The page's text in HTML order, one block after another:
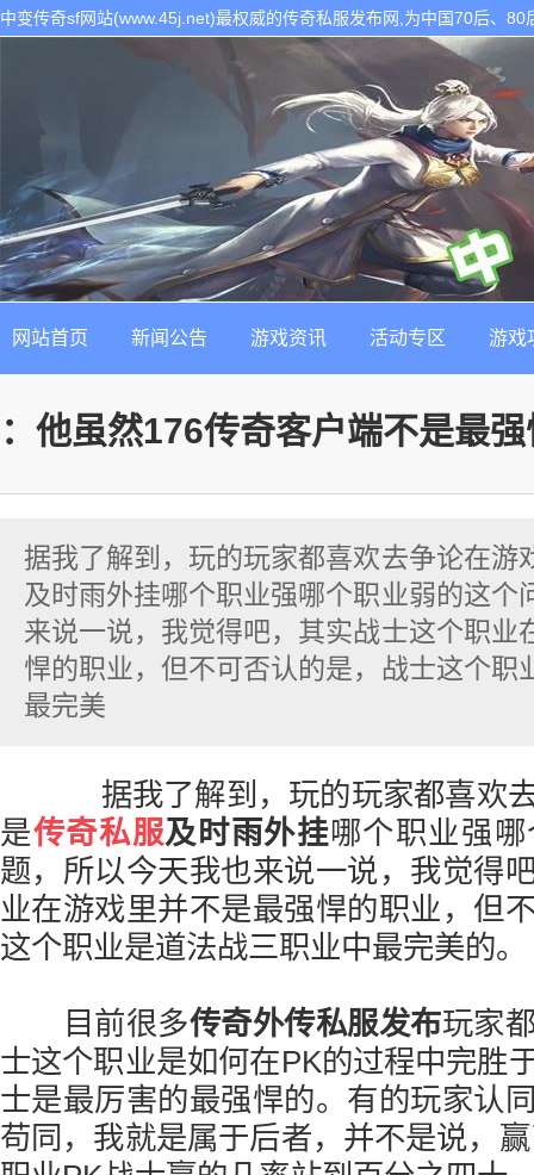
中变传奇sf网站(www.45j.net)最权威的传奇私服发布网,为中国70后、
网站首页 新闻公告 游戏资讯 活动专区 游戏
：他虽然176传奇客户端不是最
据我了解到，玩的玩家都喜欢去争论在游
及时雨外挂哪个职业强哪个职业弱的这个
来说一说，我觉得吧，其实战士这个职业
悍的职业，但不可否认的是，战士这个职
最完美
据我了解到，玩的玩家都喜欢
是传奇私服及时雨外挂哪个职业强
题，所以今天我也来说一说，我觉得
业在游戏里并不是最强悍的职业，但
这个职业是道法战三职业中最完美的。
目前很多传奇外传私服发布玩家
士这个职业是如何在PK的过程中完胜
士是最厉害的最强悍的。有的玩家认
苟同，我就是属于后者，并不是说，